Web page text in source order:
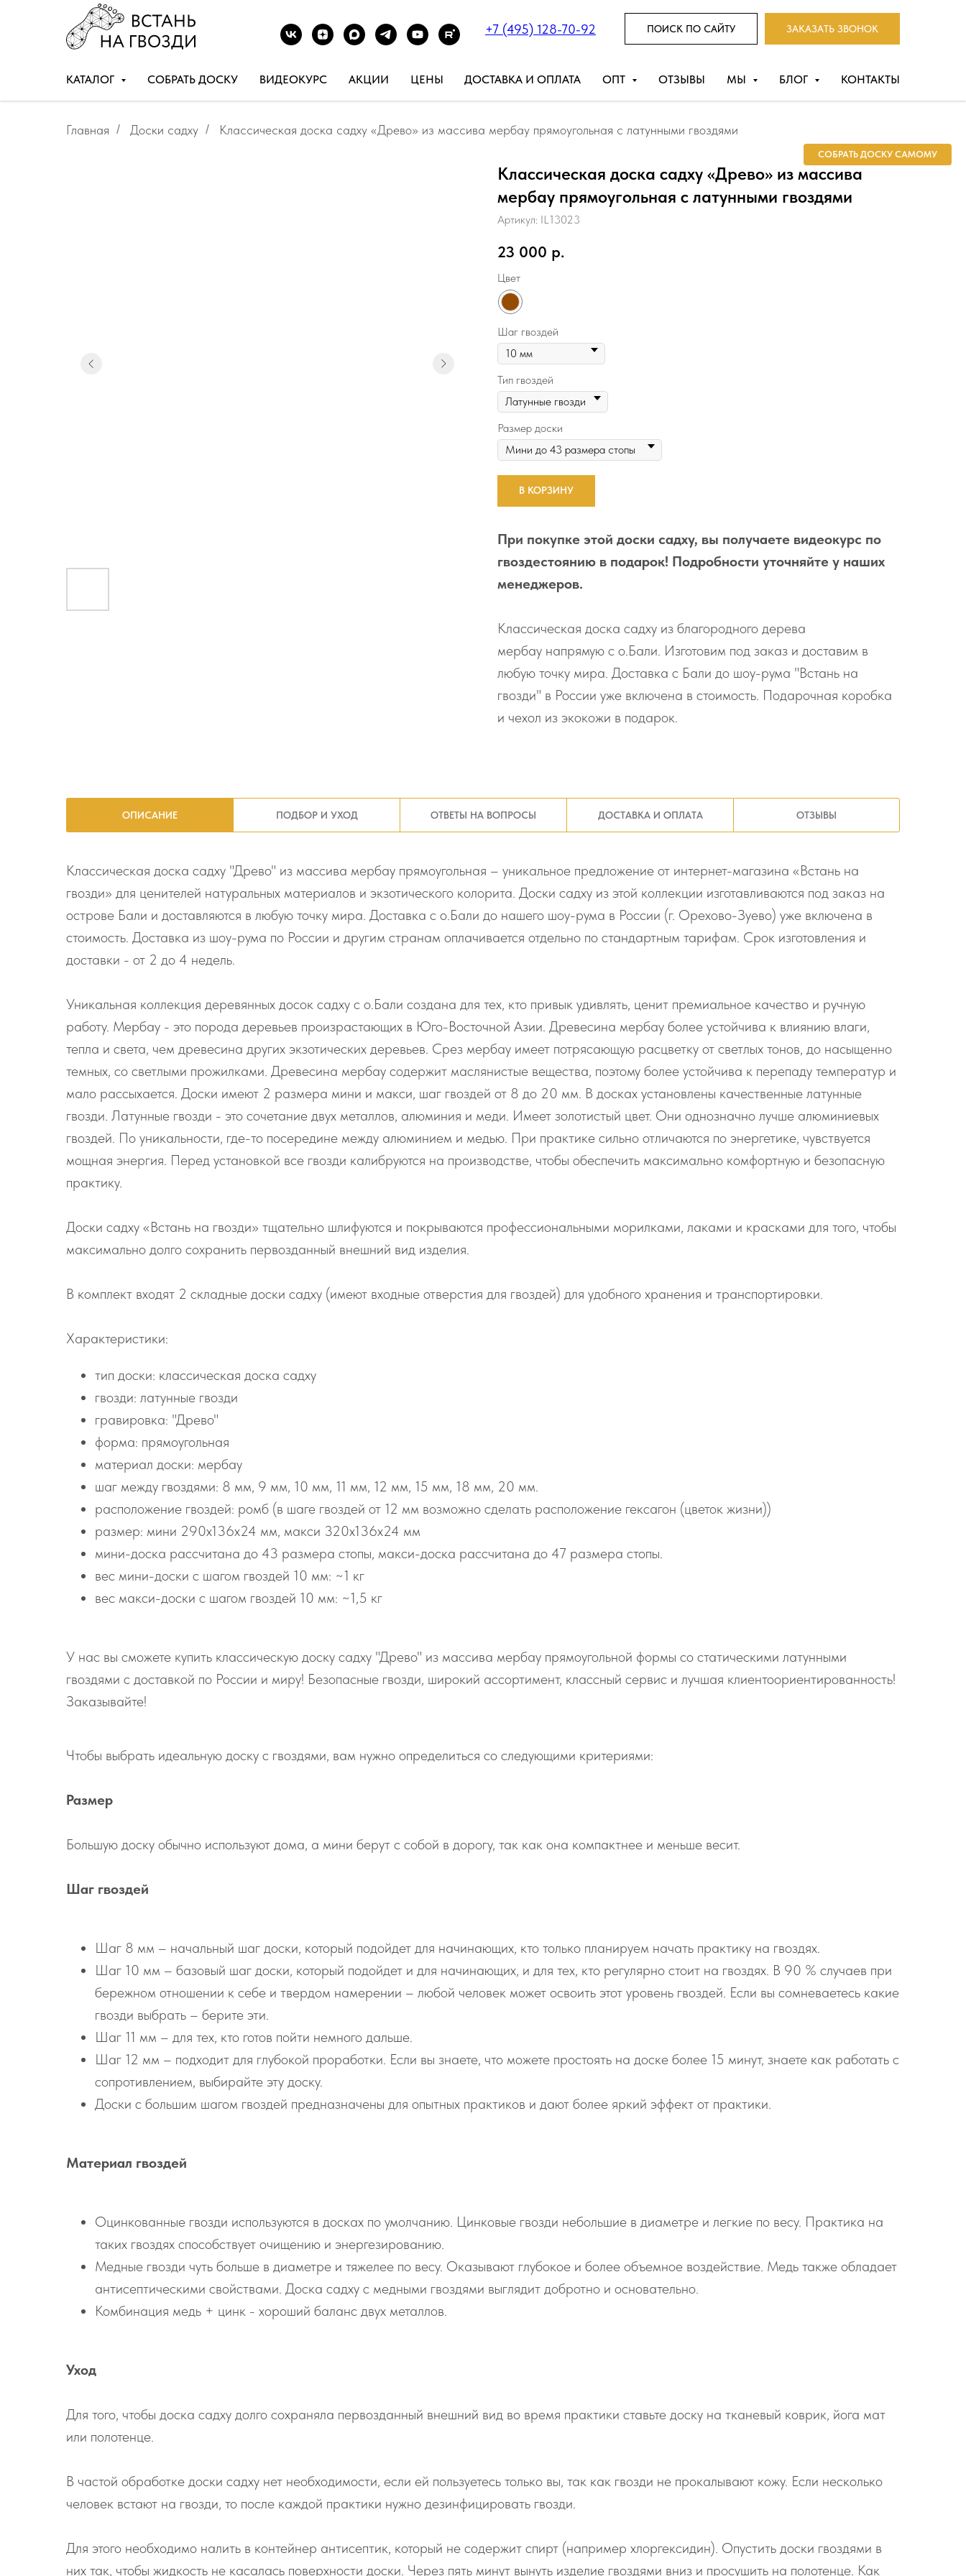
+7 (495) 128-70-92 ПОИСК ПО САЙТУ ЗАКАЗАТЬ ЗВОНОК
КАТАЛОГ СОБРАТЬ ДОСКУ ВИДЕОКУРС АКЦИИ ЦЕНЫ ДОСТАВКА И ОПЛАТА ОПТ ОТЗЫВЫ МЫ БЛОГ КОНТАКТЫ
СОБРАТЬ ДОСКУ САМОМУ
Главная / Доски садху / Классическая доска садху «Древо» из массива мербау прямоугольная с латунными гвоздями
Классическая доска садху «Древо» из массива
мербау прямоугольная с латунными гвоздями
Артикул: IL13023
23 000 р.
Цвет
Шаг гвоздей
Тип гвоздей
Размер доски
В КОРЗИНУ
При покупке этой доски садху, вы получаете видеокурс по
гвоздестоянию в подарок! Подробности уточняйте у наших
менеджеров.
Классическая доска садху из благородного дерева
мербау напрямую с о.Бали. Изготовим под заказ и доставим в
любую точку мира. Доставка с Бали до шоу-рума "Встань на
гвозди" в России уже включена в стоимость. Подарочная коробка
и чехол из экокожи в подарок.
ОПИСАНИЕ ПОДБОР И УХОД ОТВЕТЫ НА ВОПРОСЫ ДОСТАВКА И ОПЛАТА ОТЗЫВЫ
Классическая доска садху "Древо" из массива мербау прямоугольная – уникальное предложение от интернет-магазина «Встань на
гвозди» для ценителей натуральных материалов и экзотического колорита. Доски садху из этой коллекции изготавливаются под заказ на
острове Бали и доставляются в любую точку мира. Доставка с о.Бали до нашего шоу-рума в России (г. Орехово-Зуево) уже включена в
стоимость. Доставка из шоу-рума по России и другим странам оплачивается отдельно по стандартным тарифам. Срок изготовления и
доставки - от 2 до 4 недель.
Уникальная коллекция деревянных досок садху с о.Бали создана для тех, кто привык удивлять, ценит премиальное качество и ручную
работу. Мербау - это порода деревьев произрастающих в Юго-Восточной Азии. Древесина мербау более устойчива к влиянию влаги,
тепла и света, чем древесина других экзотических деревьев. Срез мербау имеет потрясающую расцветку от светлых тонов, до насыщенно
темных, со светлыми прожилками. Древесина мербау содержит маслянистые вещества, поэтому более устойчива к перепаду температур и
мало рассыхается. Доски имеют 2 размера мини и макси, шаг гвоздей от 8 до 20 мм. В досках установлены качественные латунные
гвозди. Латунные гвозди - это сочетание двух металлов, алюминия и меди. Имеет золотистый цвет. Они однозначно лучше алюминиевых
гвоздей. По уникальности, где-то посередине между алюминием и медью. При практике сильно отличаются по энергетике, чувствуется
мощная энергия. Перед установкой все гвозди калибруются на производстве, чтобы обеспечить максимально комфортную и безопасную
практику.
Доски садху «Встань на гвозди» тщательно шлифуются и покрываются профессиональными морилками, лаками и красками для того, чтобы
максимально долго сохранить первозданный внешний вид изделия.
В комплект входят 2 складные доски садху (имеют входные отверстия для гвоздей) для удобного хранения и транспортировки.
Характеристики:
тип доски: классическая доска садху
гвозди: латунные гвозди
гравировка: "Древо"
форма: прямоугольная
материал доски: мербау
шаг между гвоздями: 8 мм, 9 мм, 10 мм, 11 мм, 12 мм, 15 мм, 18 мм, 20 мм.
расположение гвоздей: ромб (в шаге гвоздей от 12 мм возможно сделать расположение гексагон (цветок жизни))
размер: мини 290х136х24 мм, макси 320х136х24 мм
мини-доска рассчитана до 43 размера стопы, макси-доска рассчитана до 47 размера стопы.
вес мини-доски с шагом гвоздей 10 мм: ~1 кг
вес макси-доски с шагом гвоздей 10 мм: ~1,5 кг
У нас вы сможете купить классическую доску садху "Древо" из массива мербау прямоугольной формы со статическими латунными
гвоздями с доставкой по России и миру! Безопасные гвозди, широкий ассортимент, классный сервис и лучшая клиентоориентированность!
Заказывайте!
Чтобы выбрать идеальную доску с гвоздями, вам нужно определиться со следующими критериями:
Размер
Большую доску обычно используют дома, а мини берут с собой в дорогу, так как она компактнее и меньше весит.
Шаг гвоздей
Шаг 8 мм – начальный шаг доски, который подойдет для начинающих, кто только планируем начать практику на гвоздях.
Шаг 10 мм – базовый шаг доски, который подойдет и для начинающих, и для тех, кто регулярно стоит на гвоздях. В 90 % случаев при
бережном отношении к себе и твердом намерении – любой человек может освоить этот уровень гвоздей. Если вы сомневаетесь какие
гвозди выбрать – берите эти.
Шаг 11 мм – для тех, кто готов пойти немного дальше.
Шаг 12 мм – подходит для глубокой проработки. Если вы знаете, что можете простоять на доске более 15 минут, знаете как работать с
сопротивлением, выбирайте эту доску.
Доски с большим шагом гвоздей предназначены для опытных практиков и дают более яркий эффект от практики.
Материал гвоздей
Оцинкованные гвозди используются в досках по умолчанию. Цинковые гвозди небольшие в диаметре и легкие по весу. Практика на
таких гвоздях способствует очищению и энергезированию.
Медные гвозди чуть больше в диаметре и тяжелее по весу. Оказывают глубокое и более объемное воздействие. Медь также обладает
антисептическими свойствами. Доска садху с медными гвоздями выглядит добротно и основательно.
Комбинация медь + цинк - хороший баланс двух металлов.
Уход
Для того, чтобы доска садху долго сохраняла первозданный внешний вид во время практики ставьте доску на тканевый коврик, йога мат
или полотенце.
В частой обработке доски садху нет необходимости, если ей пользуетесь только вы, так как гвозди не прокалывают кожу. Если несколько
человек встают на гвозди, то после каждой практики нужно дезинфицировать гвозди.
Для этого необходимо налить в контейнер антисептик, который не содержит спирт (например хлоргексидин). Опустить доски гвоздями в
них так, чтобы жидкость не касалась поверхности доски. Через пять минут вынуть изделие гвоздями вниз и просушить на полотенце. Как